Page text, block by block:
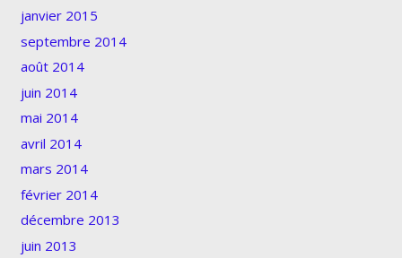
janvier 2015
septembre 2014
août 2014
juin 2014
mai 2014
avril 2014
mars 2014
février 2014
décembre 2013
juin 2013